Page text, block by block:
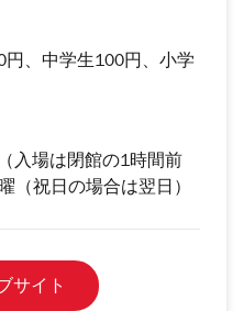
、中学生100円、小学
入場は閉館の1時間前
（祝日の場合は翌日）
サイト